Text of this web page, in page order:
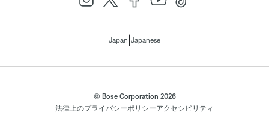
Japan Japanese
© Bose Corporation 2026
法律上のプライバシーポリシーアクセシビリティ